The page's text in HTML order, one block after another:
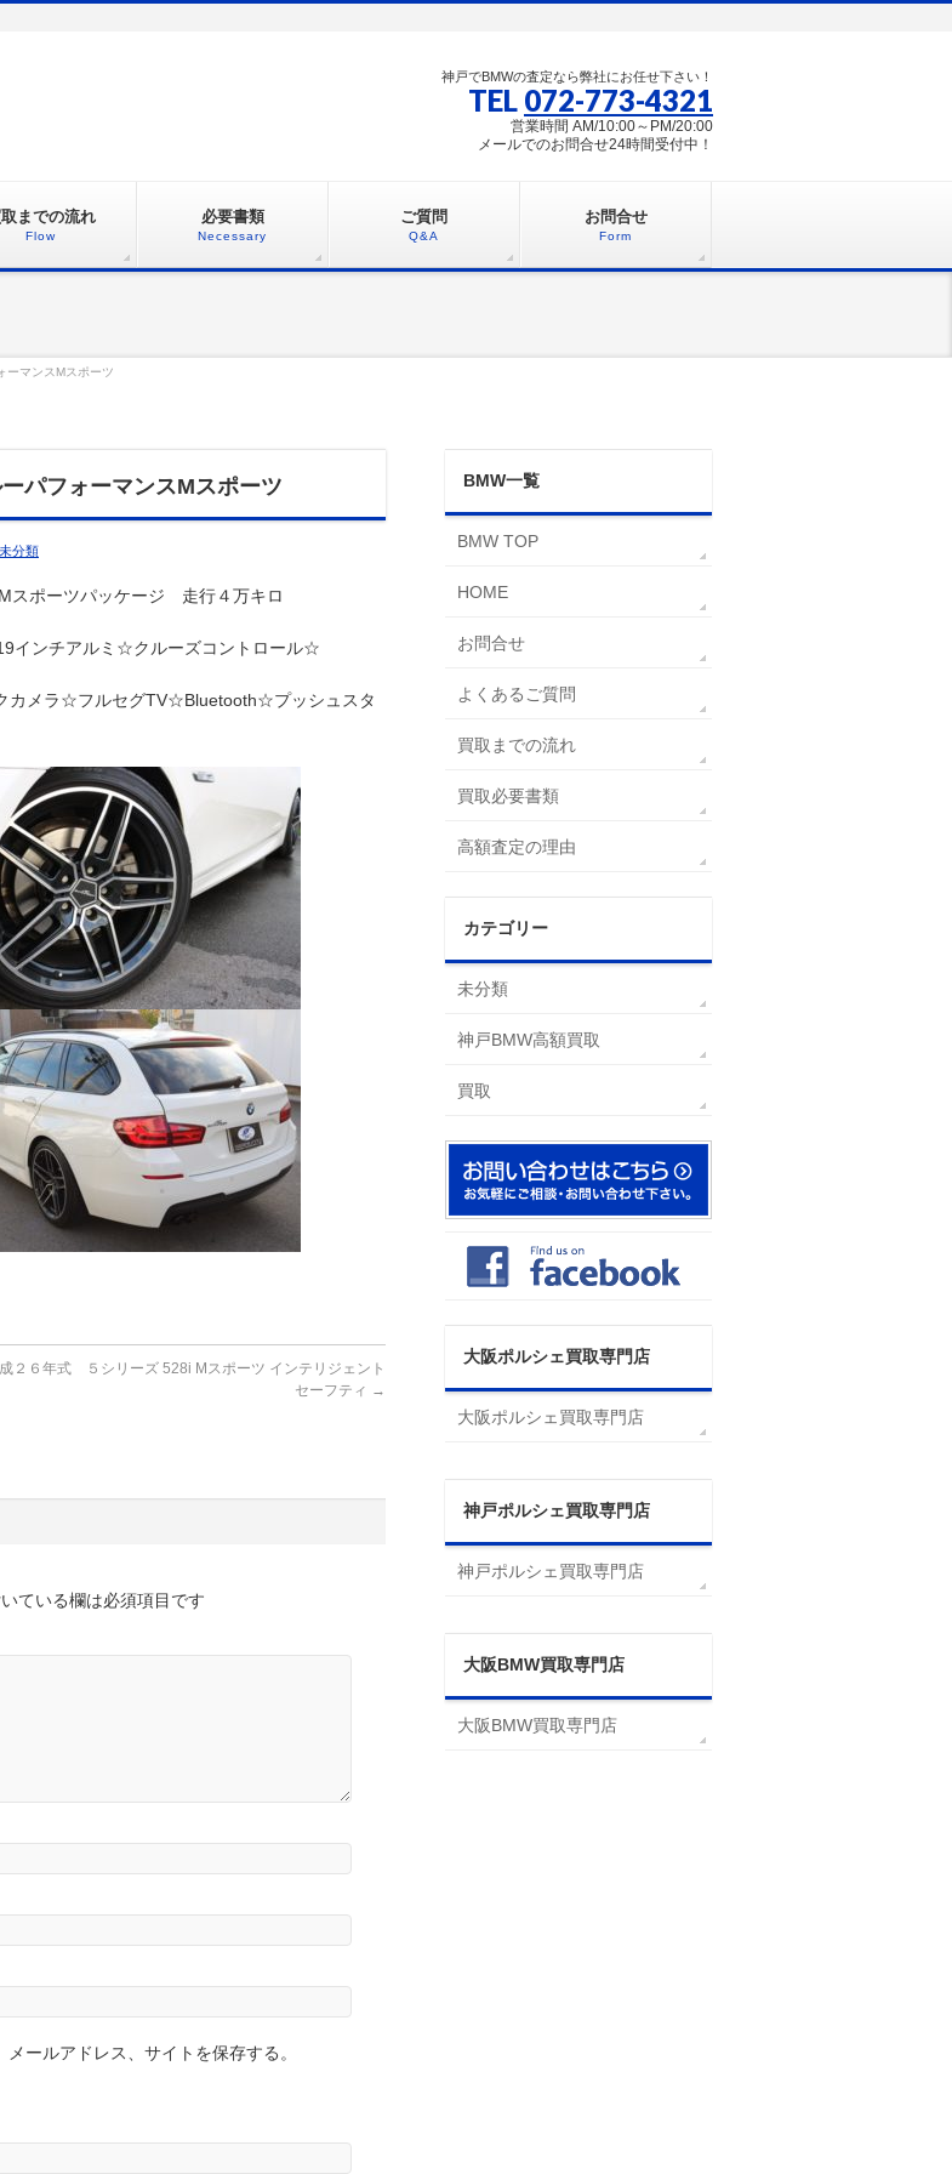
神戸でBMWの査定なら弊社にお任せ下さい！
TEL 072-773-4321
営業時間 AM/10:00～PM/20:00
メールでのお問合せ24時間受付中！
までの流れ
Flow
必要書類
Necessary
ご質問
Q&A
お問合せ
Form
マンスMスポーツ
パフォーマンスMスポーツ
未分類
ポーツパッケージ 走行４万キロ
インチアルミ☆クルーズコントロール☆
メラ☆フルセグTV☆Bluetooth☆プッシュスタ
２６年式 ５シリーズ 528i Mスポーツ インテリジェント
セーフティ →
ている欄は必須項目です
ールアドレス、サイトを保存する。
BMW一覧
BMW TOP
HOME
お問合せ
よくあるご質問
買取までの流れ
買取必要書類
高額査定の理由
カテゴリー
未分類
神戸BMW高額買取
買取
大阪ポルシェ買取専門店
大阪ポルシェ買取専門店
神戸ポルシェ買取専門店
神戸ポルシェ買取専門店
大阪BMW買取専門店
大阪BMW買取専門店